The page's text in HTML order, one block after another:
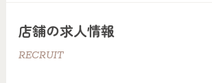
店舗の求人情報
RECRUIT